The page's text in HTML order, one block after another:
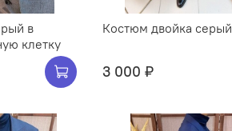
в
клетку
Костюм двойка серый
3 000 ₽